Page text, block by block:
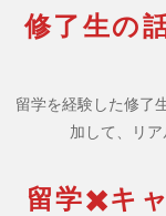
修了生の
留学を経験した修了
加して、リア
留学✖️キ